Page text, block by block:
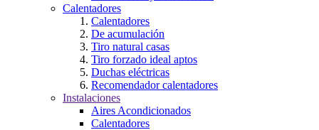
Calentadores
Calentadores
De acumulación
Tiro natural casas
Tiro forzado ideal aptos
Duchas eléctricas
Recomendador calentadores
Instalaciones
Aires Acondicionados
Calentadores